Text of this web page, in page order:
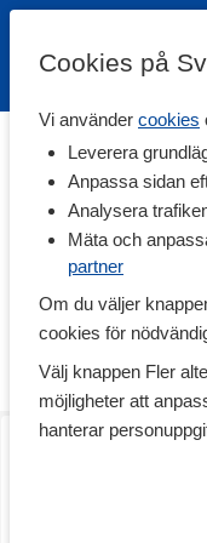
Cookies på
Vi använder cookies
Leverera
Anpassa sidan
Analysera
Mäta och
partner
Om du väljer
cookies för
Välj knappen Fler
möjligheter att
hanterar
Iron Gym
Iron Gym tillverkar
dyr gymträning. Deras
hemmet och har en
Hand Grip